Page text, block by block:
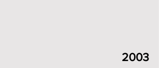
2003